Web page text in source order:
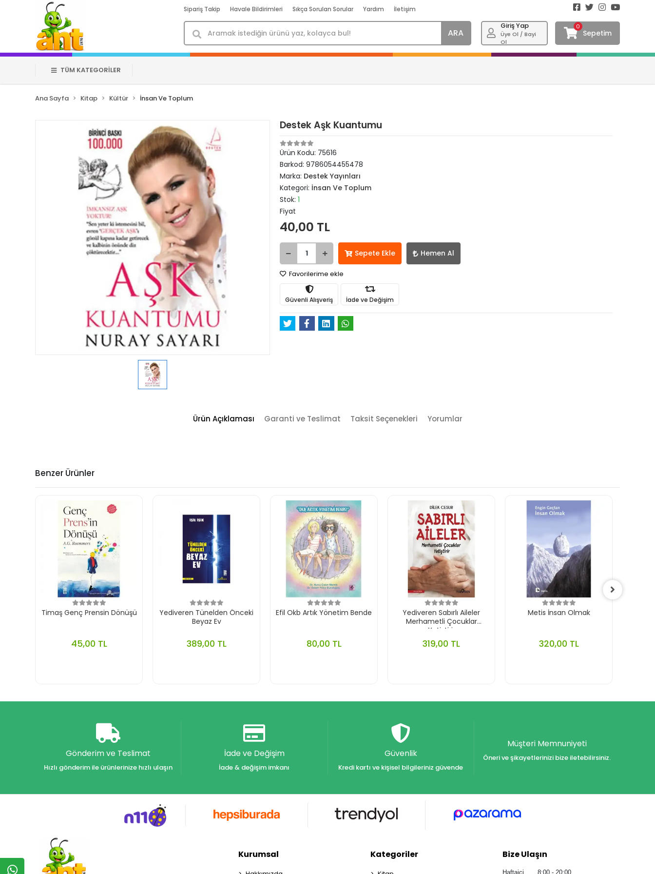
Sipariş Takip Havale Bildirimleri Sıkça Sorulan Sorular Yardım İletişim
ARA
Giriş Yap
Üye Ol / Bayi
Ol
0
Sepetim
TÜM KATEGORİLER
Ana Sayfa Kitap Kültür İnsan Ve Toplum
Destek Aşk Kuantumu
Ürün Kodu: 75616
Barkod:9786054455478
Marka: Destek Yayınları
Kategori: İnsan Ve Toplum
Stok:1
Fiyat
40,00 TL
Sepete Ekle Hemen Al
Favorilerime ekle
Güvenli Alışveriş İade ve Değişim
Ürün Açıklaması Garanti ve Teslimat Taksit Seçenekleri Yorumlar
Benzer Ürünler
Timaş Genç Prensin Dönüşü
45,00 TL
Yediveren Tünelden Önceki
Beyaz Ev
389,00 TL
Efil Okb Artık Yönetim Bende
80,00 TL
Yediveren Sabırlı Aileler
Merhametli Çocuklar
Yetiştirir
319,00 TL
Metis İnsan Olmak
320,00 TL
Gönderim ve Teslimat
Hızlı gönderim ile ürünlerinize hızlı ulaşın
İade ve Değişim
İade & değişim imkanı
Güvenlik
Kredi kartı ve kişisel bilgileriniz güvende
Müşteri Memnuniyeti
Öneri ve şikayetlerinizi bize iletebilirsiniz.
Kurumsal Kategoriler Bize Ulaşın
Haftaiçi 8:00 - 20:00